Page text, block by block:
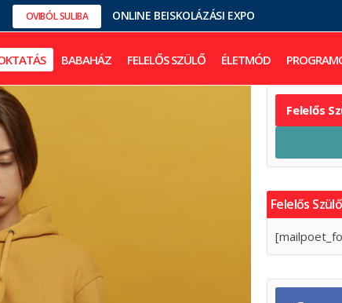
OVIBÓL SULIBA ONLINE BEISKOLÁZÁSI EXPO
BABAHÁZ FELELŐS SZÜLŐ ÉLETMÓD
Felelős
Felelős